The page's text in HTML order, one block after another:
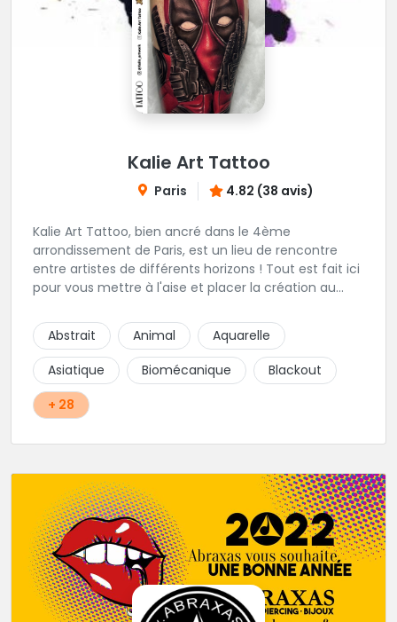
Kalie Art Tattoo
Paris 4.82 (38 avis)
Kalie Art Tattoo, bien ancré dans le 4ème
arrondissement de Paris, est un lieu de rencontre
entre artistes de différents horizons ! Tout est fait ici
pour vous mettre à l'aise et placer la création au
Abstrait
Animal
Aquarelle
Asiatique
Biomécanique
Blackout
+ 28